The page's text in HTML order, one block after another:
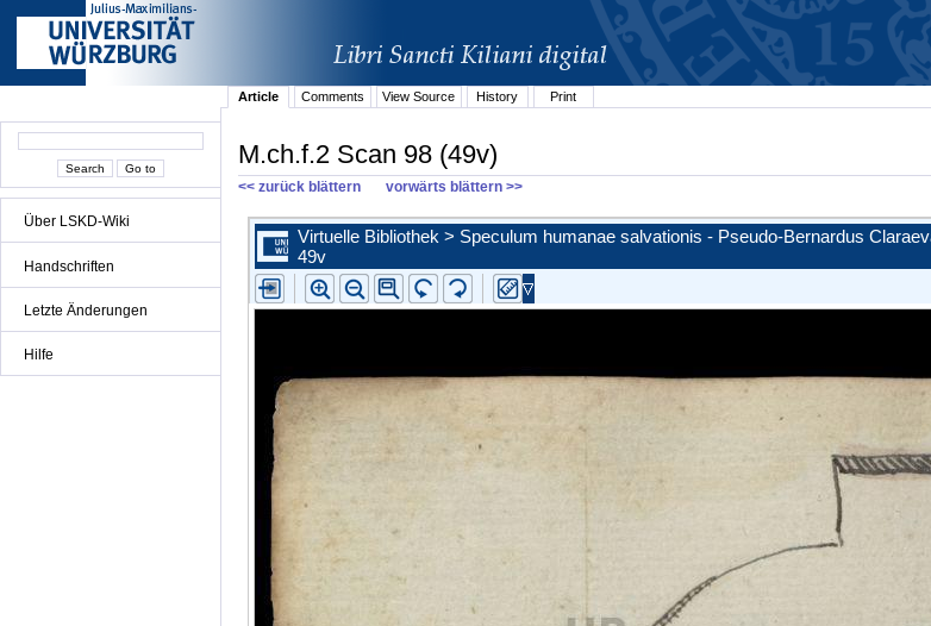
Über LSKD-Wiki
Handschriften
Letzte Änderungen
Hilfe
Article
Comments View Source History Print
M.ch.f.2 Scan 98 (49v)
<< zurück blättern vorwärts blättern >>